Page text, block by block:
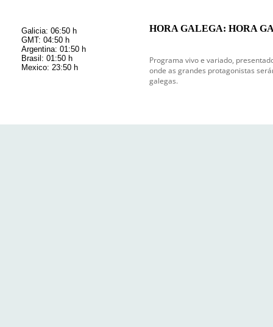
Galicia: 06:50 h
GMT: 04:50 h
Argentina: 01:50 h
Brasil: 01:50 h
Mexico: 23:50 h
HORA GALEGA: HORA
Programa vivo e variado,
onde as grandes protagonistas
galegas.